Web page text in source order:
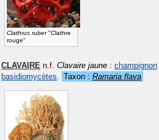
Clathrus ruber"Clathre
rouge"
CLAVAIRE n.f. Clavaire jaune : champignon
basidiomycètes. Taxon : Ramaria flava